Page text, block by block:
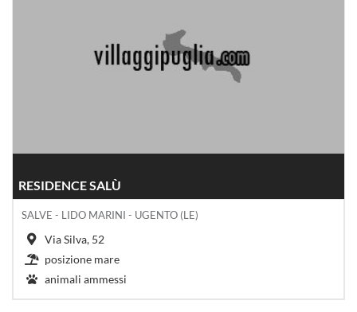
RESIDENCE SALÙ
SALVE - LIDO MARINI - UGENTO (LE)
Via Silva, 52
posizione mare
animali ammessi